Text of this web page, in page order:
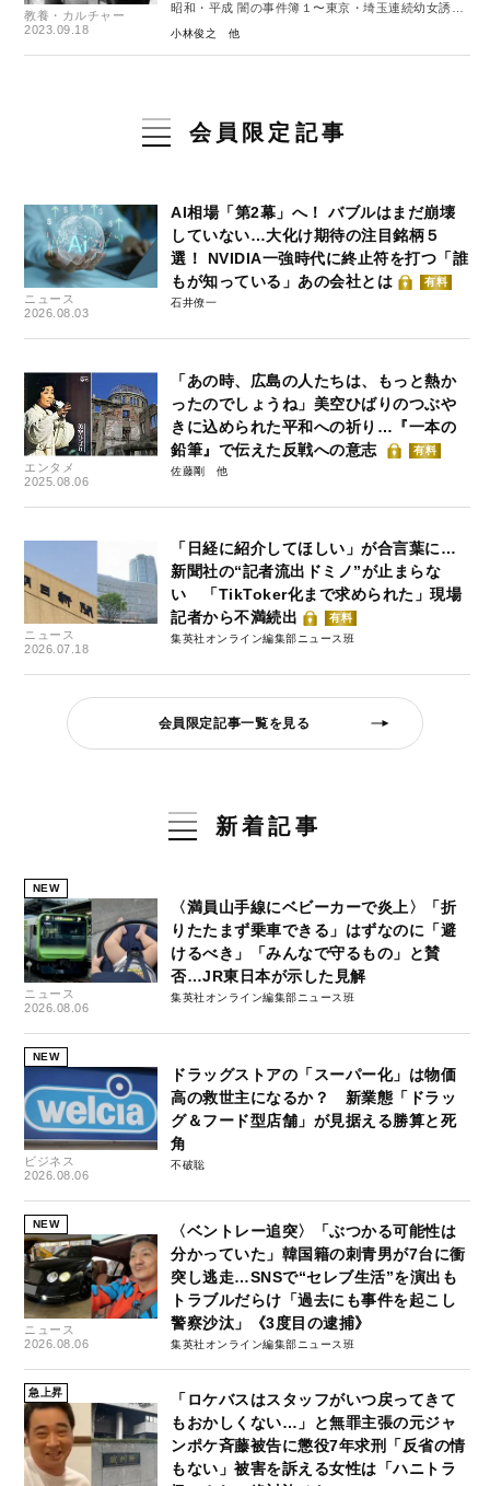
教養・カルチャー
2023.09.18
昭和・平成 闇の事件簿１〜東京・埼玉連続幼女誘拐
殺人事件発生から35年～
小林俊之
会員限定記事
ニュース
2026.08.03
AI相場「第2幕」へ！ バブルはまだ崩壊
していない…大化け期待の注目銘柄５
選！ NVIDIA一強時代に終止符を打つ「誰
もが知っている」あの会社とは
有料
石井僚一
エンタメ
2025.08.06
「あの時、広島の人たちは、もっと熱か
ったのでしょうね」美空ひばりのつぶや
きに込められた平和への祈り…『一本の
鉛筆』で伝えた反戦への意志
有料
佐藤剛
ニュース
2026.07.18
「日経に紹介してほしい」が合言葉に…
新聞社の“記者流出ドミノ”が止まらな
い 「TikToker化まで求められた」現場
記者から不満続出
有料
集英社オンライン編集部ニュース班
会員限定記事一覧を見る
新着記事
NEW
ニュース
2026.08.06
〈満員山手線にベビーカーで炎上〉「折
りたたまず乗車できる」はずなのに「避
けるべき」「みんなで守るもの」と賛
否…JR東日本が示した見解
集英社オンライン編集部ニュース班
NEW
ビジネス
2026.08.06
ドラッグストアの「スーパー化」は物価
高の救世主になるか？ 新業態「ドラッ
グ＆フード型店舗」が見据える勝算と死
角
不破聡
NEW
ニュース
2026.08.06
〈ベントレー追突〉「ぶつかる可能性は
分かっていた」韓国籍の刺青男が7台に衝
突し逃走…SNSで“セレブ生活”を演出も
トラブルだらけ「過去にも事件を起こし
警察沙汰」《3度目の逮捕》
集英社オンライン編集部ニュース班
急上昇
「ロケバスはスタッフがいつ戻ってきて
もおかしくない…」と無罪主張の元ジャ
ンポケ斉藤被告に懲役7年求刑「反省の情
もない」被害を訴える女性は「ハニトラ